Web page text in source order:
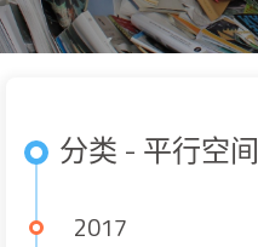
分类 - 平行空间
2017